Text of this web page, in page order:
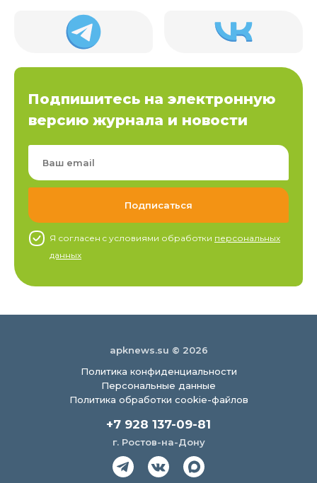
Подпишитесь на электронную
версию журнала и новости
Я согласен c условиями обработки персональных
данных
apknews.su © 2026
Политика конфиденциальности
Персональные данные
Политика обработки cookie-файлов
+7 928 137-09-81
г. Ростов-на-Дону